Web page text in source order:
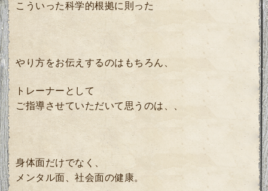
こういった科学的根拠に則った
やり方をお伝えするのはもちろん、
トレーナーとして
ご指導させていただいて思うのは、、
身体面だけでなく、
メンタル面、社会面の健康。